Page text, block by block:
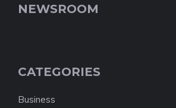
NEWSROOM
CATEGORIES
Business